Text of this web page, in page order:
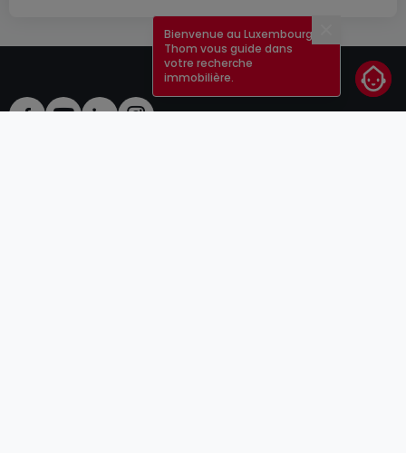
Bienvenue au Luxembourg !
Thom vous guide dans
votre recherche
immobilière.